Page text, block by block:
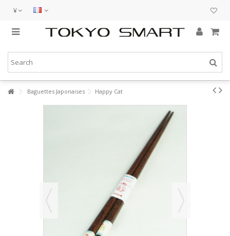
¥
Baguettes Japonaises Happy Cat